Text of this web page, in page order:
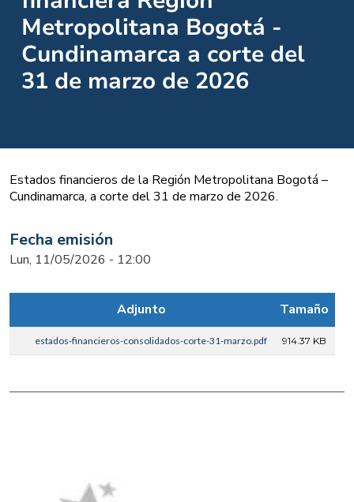
Metropolitana Bogotá -
Cundinamarca a corte del
31 de marzo de 2026
Estados financieros de la Región Metropolitana Bogotá –
Cundinamarca, a corte del 31 de marzo de 2026.
Fecha emisión
Lun, 11/05/2026 - 12:00
Adjunto Tamaño
estados-financieros-consolidados-corte-31-marzo.pdf 914.37 KB